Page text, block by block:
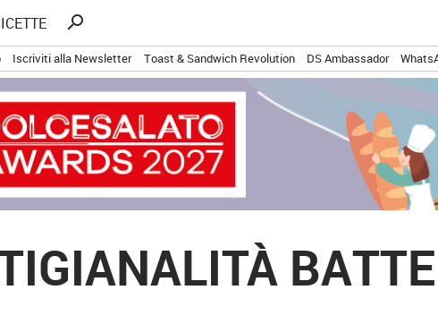
Ricerca
search
Iscriviti alla Newsletter Toast & Sandwich Revolution DS Ambassador